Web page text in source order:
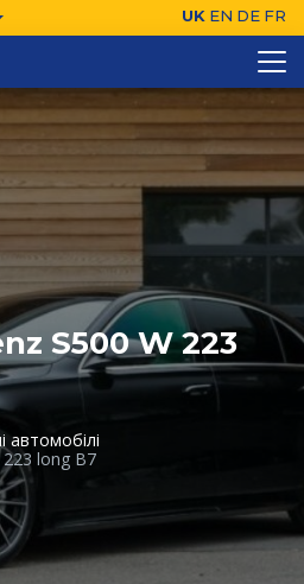
UK EN DE FR
S500 W 223
автомобілі
long B7